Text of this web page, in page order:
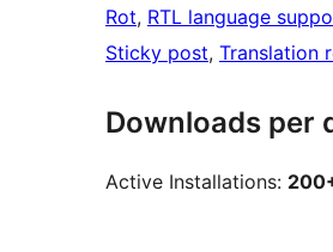
Rot, RTL language
Sticky post, Translation
Downloads per
Active Installations: